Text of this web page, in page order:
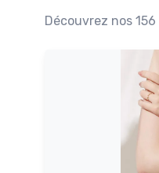
Découvrez nos